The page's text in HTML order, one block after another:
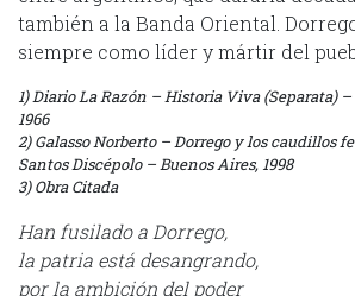
también a la Banda Oriental.
siempre como líder y mártir del
1) Diario La Razón – Historia Viva (Separata)
1966
2) Galasso Norberto – Dorrego y los caudillos
Santos Discépolo – Buenos Aires, 1998
3) Obra Citada
Han fusilado a Dorrego,
la patria está desangrando,
por la ambición del poder